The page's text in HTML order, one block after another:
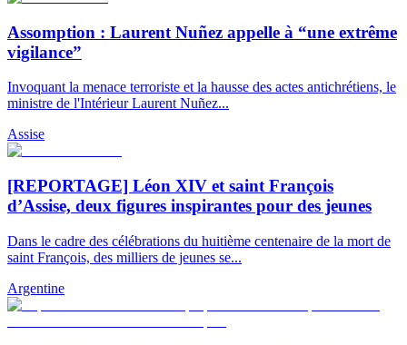
Assomption : Laurent Nuñez appelle à “une extrême
vigilance”
Invoquant la menace terroriste et la hausse des actes antichrétiens, le
ministre de l'Intérieur Laurent Nuñez...
Assise
[REPORTAGE] Léon XIV et saint François
d’Assise, deux figures inspirantes pour des jeunes
Dans le cadre des célébrations du huitième centenaire de la mort de
saint François, des milliers de jeunes se...
Argentine